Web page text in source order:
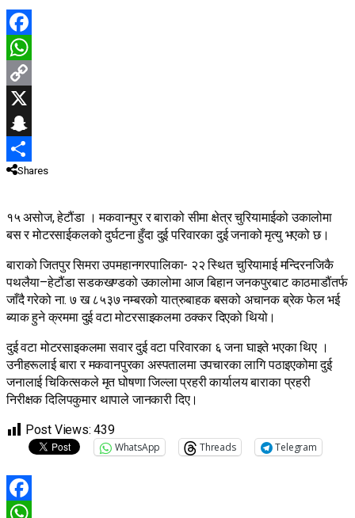
Facebook
WhatsApp
Copy
Link
X
Snapchat
Share
Shares
१५ असोज, हेटौंडा । मकवानपुर र बाराको सीमा क्षेत्र चुरियामाईको उकालोमा
बस र मोटरसाईकलको दुर्घटना हुँदा दुई परिवारका दुई जनाको मृत्यु भएको छ।
बाराको जितपुर सिमरा उपमहानगरपालिका- २२ स्थित चुरियामाई मन्दिरनजिकै
पथलैया–हेटौंडा सडकखण्डको उकालोमा आज बिहान जनकपुरबाट काठमाडौंतर्फ
जाँदै गरेको ना. ७ ख ८५३७ नम्बरको यात्रुबाहक बसको अचानक ब्रेक फेल भई
ब्याक हुने क्रममा दुई वटा मोटरसाइकलमा ठक्कर दिएको थियो।
दुई वटा मोटरसाइकलमा सवार दुई वटा परिवारका ६ जना घाइते भएका थिए ।
उनीहरूलाई बारा र मकवानपुरका अस्पतालमा उपचारका लागि पठाइएकोमा दुई
जनालाई चिकित्सकले मृत घोषणा जिल्ला प्रहरी कार्यालय बाराका प्रहरी
निरीक्षक दिलिपकुमार थापाले जानकारी दिए।
Post Views: 439
WhatsApp Threads Telegram
Facebook